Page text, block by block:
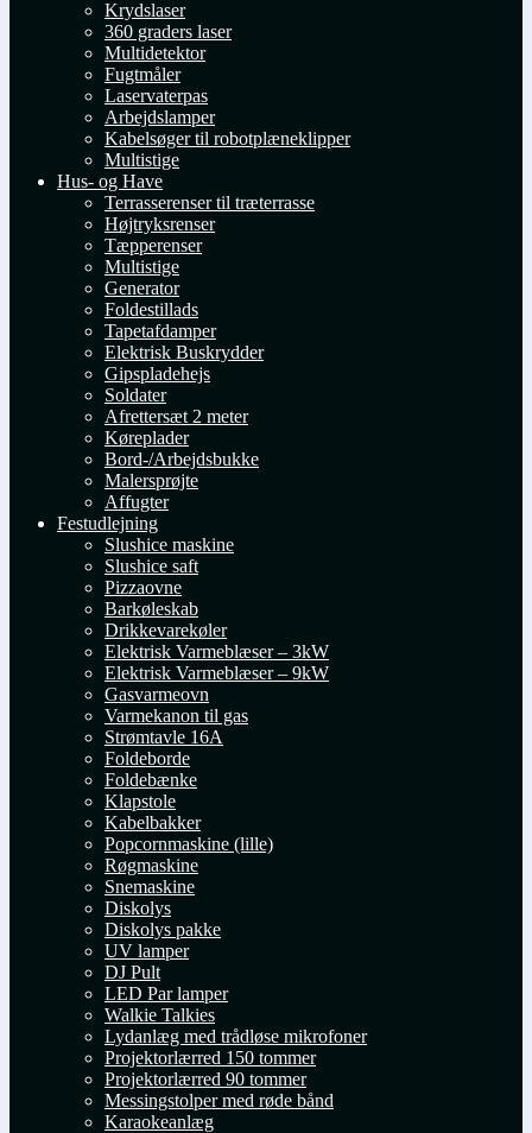
Krydslaser
360 graders laser
Multidetektor
Fugtmåler
Laservaterpas
Arbejdslamper
Kabelsøger til robotplæneklipper
Multistige
Hus- og Have
Terrasserenser til træterrasse
Højtryksrenser
Tæpperenser
Multistige
Generator
Foldestillads
Tapetafdamper
Elektrisk Buskrydder
Gipspladehejs
Soldater
Afrettersæt 2 meter
Køreplader
Bord-/Arbejdsbukke
Malersprøjte
Affugter
Festudlejning
Slushice maskine
Slushice saft
Pizzaovne
Barkøleskab
Drikkevarekøler
Elektrisk Varmeblæser – 3kW
Elektrisk Varmeblæser – 9kW
Gasvarmeovn
Varmekanon til gas
Strømtavle 16A
Foldeborde
Foldebænke
Klapstole
Kabelbakker
Popcornmaskine (lille)
Røgmaskine
Snemaskine
Diskolys
Diskolys pakke
UV lamper
DJ Pult
LED Par lamper
Walkie Talkies
Lydanlæg med trådløse mikrofoner
Projektorlærred 150 tommer
Projektorlærred 90 tommer
Messingstolper med røde bånd
Karaokeanlæg